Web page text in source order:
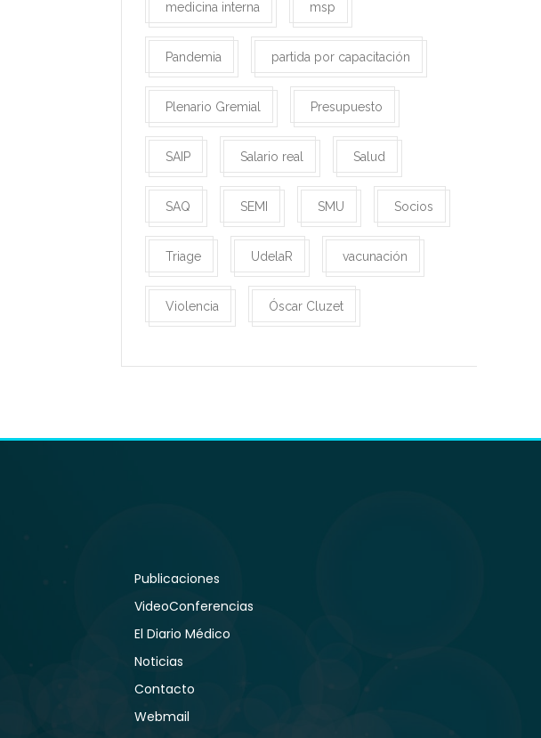
medicina interna msp
Pandemia partida por capacitación
Plenario Gremial Presupuesto
SAIP Salario real Salud
SAQ SEMI SMU Socios
Triage UdelaR vacunación
Violencia Óscar Cluzet
Publicaciones
VideoConferencias
El Diario Médico
Noticias
Contacto
Webmail